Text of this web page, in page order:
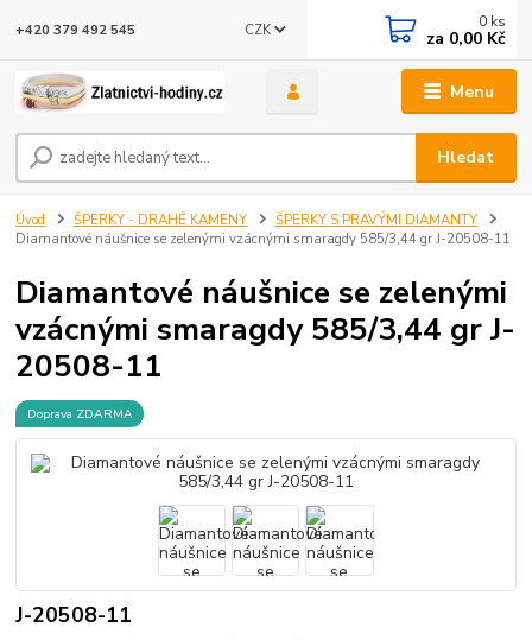
Menu
CZK
Hledat
+420 379 492 545 0 ks
za 0,00 Kč
Úvod ŠPERKY - DRAHÉ KAMENY
ŠPERKY S PRAVÝMI DIAMANTY
Diamantové náušnice se zelenými vzácnými smaragdy 585/3,44 gr J-20508-11
Diamantové náušnice se zelenými
vzácnými smaragdy 585/3,44 gr J-
20508-11
Doprava ZDARMA
J-20508-11